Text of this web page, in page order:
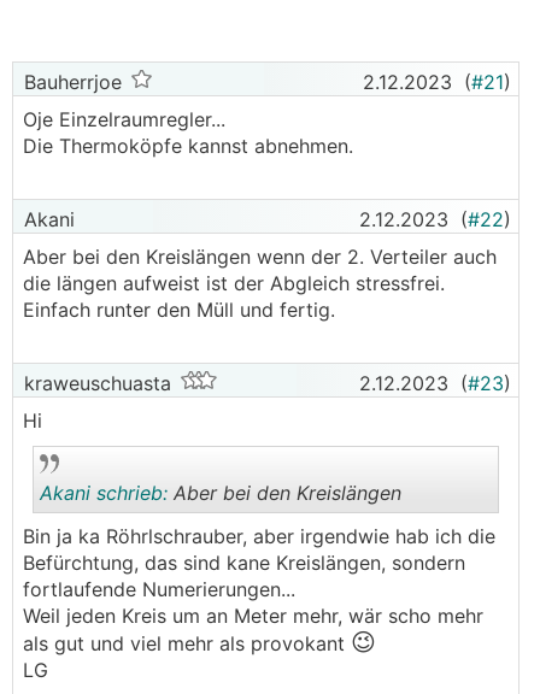
Kann jemand sagen, wie man die Kurve noch
effizienter einstellen kann? Mit den Temperaturen
sind wir wie gesagt im Moment zufrieden aber
irgendwas scheint nicht ganz rund zu laufen.
Wir haben die Raumthermostate in den Haupträumen
(Wohn-/Essbereich und großes Bad) voll aufgedreht
auf 5, da dies die wärmsten Räume sein sollen und
alle anderen Räume, die selten genutzt werden,
stehen auf 2, was eine Raumtemperatur von ca. 18
irgendwas falsch und haben die Thermostate falsch
aufgedreht?
Ich hoffe das jemand helfen kann, wir sind leider
Laien auf dem Gebiet.
Julia
Bauherrjoe 2.12.2023 (#21)
Oje Einzelraumregler...
Die Thermoköpfe kannst abnehmen.
Akani 2.12.2023 (#22)
Aber bei den Kreislängen wenn der 2. Verteiler auch
die längen aufweist ist der Abgleich stressfrei.
Einfach runter den Müll und fertig.
kraweuschuasta 2.12.2023 (#23)
Hi
..
Akani schrieb: Aber bei den Kreislängen
Bin ja ka Röhrlschrauber, aber irgendwie hab ich die
Befürchtung, das sind kane Kreislängen, sondern
fortlaufende Numerierungen...
Weil jeden Kreis um an Meter mehr, wär scho mehr
als gut und viel mehr als provokant 😉
LG